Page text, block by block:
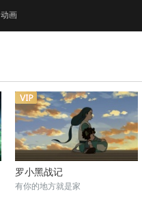
动画
罗小黑战记
有你的地方就是家